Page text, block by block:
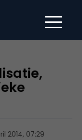
2014, 07:29